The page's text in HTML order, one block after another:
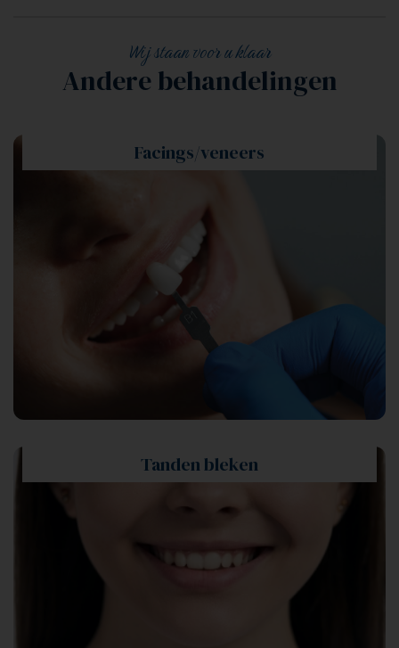
Wij staan voor u klaar
Andere behandelingen
Facings/veneers
Tanden bleken